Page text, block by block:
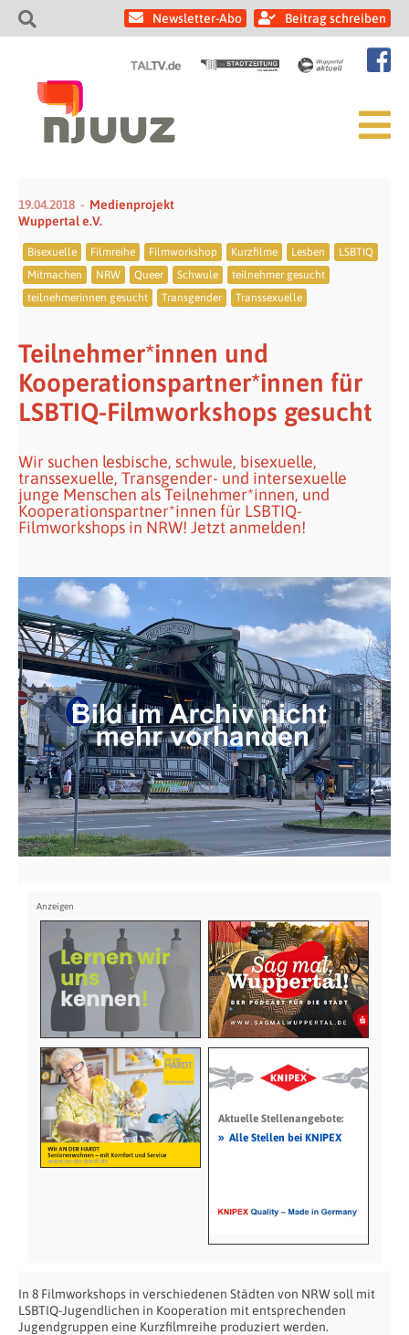
Newsletter-Abo Beitrag schreiben
19.04.2018
Medienprojekt
Wuppertal e.V.
Bisexuelle Filmreihe Filmworkshop Kurzfilme Lesben
LSBTIQ
Mitmachen
NRW Queer Schwule
teilnehmer gesucht
teilnehmerinnen gesucht
Transgender Transsexuelle
Teilnehmer*innen und
Kooperationspartner*innen für
LSBTIQ-Filmworkshops gesucht
Wir suchen lesbische, schwule, bisexuelle,
transsexuelle, Transgender- und intersexuelle
junge Menschen als Teilnehmer*innen, und
Kooperationspartner*innen für LSBTIQ-
Filmworkshops in NRW! Jetzt anmelden!
Aktuelle Stellenangebote:
» Alle Stellen bei KNIPEX
In 8 Filmworkshops in verschiedenen Städten von NRW soll mit
LSBTIQ-Jugendlichen in Kooperation mit entsprechenden
Jugendgruppen eine Kurzfilmreihe produziert werden.